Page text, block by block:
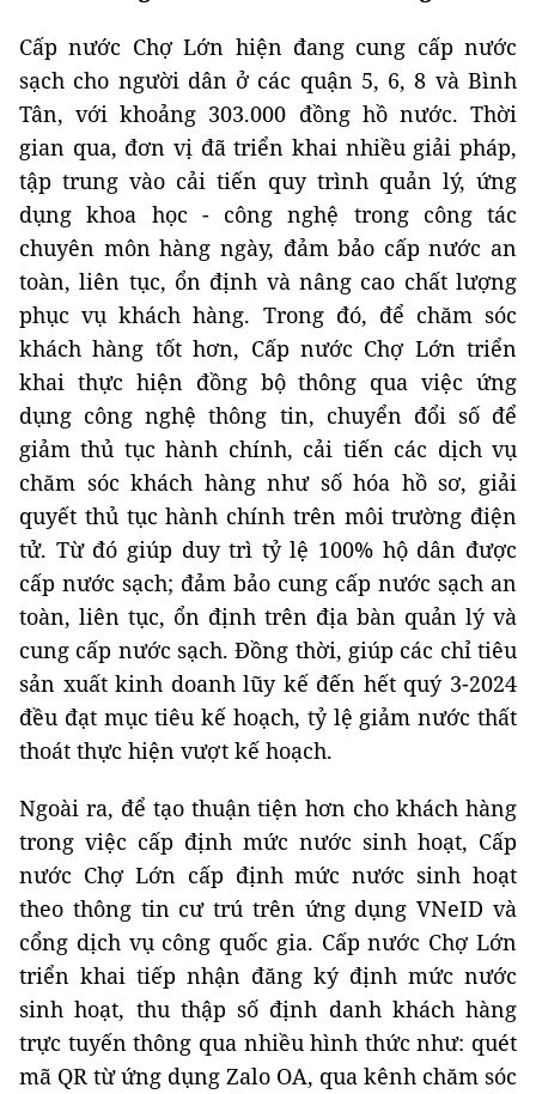
Cấp nước Chợ Lớn hiện đang cung cấp nước
sạch cho người dân ở các quận 5, 6, 8 và Bình
Tân, với khoảng 303.000 đồng hồ nước. Thời
gian qua, đơn vị đã triển khai nhiều giải pháp,
tập trung vào cải tiến quy trình quản lý, ứng
dụng khoa học - công nghệ trong công tác
chuyên môn hàng ngày, đảm bảo cấp nước an
toàn, liên tục, ổn định và nâng cao chất lượng
phục vụ khách hàng. Trong đó, để chăm sóc
khách hàng tốt hơn, Cấp nước Chợ Lớn triển
khai thực hiện đồng bộ thông qua việc ứng
dụng công nghệ thông tin, chuyển đổi số để
giảm thủ tục hành chính, cải tiến các dịch vụ
chăm sóc khách hàng như số hóa hồ sơ, giải
quyết thủ tục hành chính trên môi trường điện
tử. Từ đó giúp duy trì tỷ lệ 100% hộ dân được
cấp nước sạch; đảm bảo cung cấp nước sạch an
toàn, liên tục, ổn định trên địa bàn quản lý và
cung cấp nước sạch. Đồng thời, giúp các chỉ tiêu
sản xuất kinh doanh lũy kế đến hết quý 3-2024
đều đạt mục tiêu kế hoạch, tỷ lệ giảm nước thất
thoát thực hiện vượt kế hoạch.
Ngoài ra, để tạo thuận tiện hơn cho khách hàng
trong việc cấp định mức nước sinh hoạt, Cấp
nước Chợ Lớn cấp định mức nước sinh hoạt
theo thông tin cư trú trên ứng dụng VNeID và
cổng dịch vụ công quốc gia. Cấp nước Chợ Lớn
triển khai tiếp nhận đăng ký định mức nước
sinh hoạt, thu thập số định danh khách hàng
trực tuyến thông qua nhiều hình thức như: quét
mã QR từ ứng dụng Zalo OA, qua kênh chăm sóc